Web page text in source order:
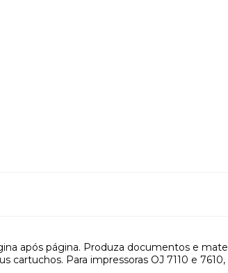
após página. Produza documentos e
Para impressoras OJ 7110 e 7610,